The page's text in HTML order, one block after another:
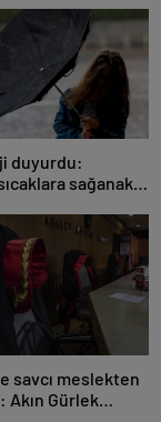
duyurdu:
sağanak
savcı meslekten
Akın Gürlek